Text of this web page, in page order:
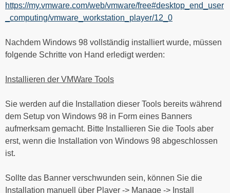
https://my.vmware.com/web/vmware/free#desktop_end_user
_computing/vmware_workstation_player/12_0
Nachdem Windows 98 vollständig installiert wurde, müssen
folgende Schritte von Hand erledigt werden:
Installieren der VMWare Tools
Sie werden auf die Installation dieser Tools bereits während
dem Setup von Windows 98 in Form eines Banners
aufmerksam gemacht. Bitte Installieren Sie die Tools aber
erst, wenn die Installation von Windows 98 abgeschlossen
ist.
Sollte das Banner verschwunden sein, können Sie die
Installation manuell über Player -> Manage -> Install